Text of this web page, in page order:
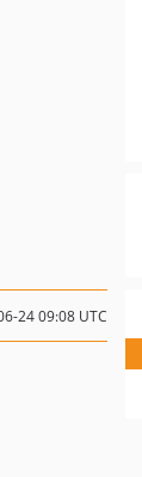
24 09:08 UTC